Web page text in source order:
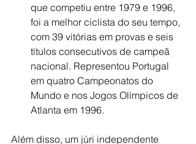
que competiu entre 1979 e 1996,
foi a melhor ciclista do seu tempo,
com 39 vitórias em provas e seis
títulos consecutivos de campeã
nacional. Representou Portugal
em quatro Campeonatos do
Mundo e nos Jogos Olímpicos de
Atlanta em 1996.
Além disso, um júri independente